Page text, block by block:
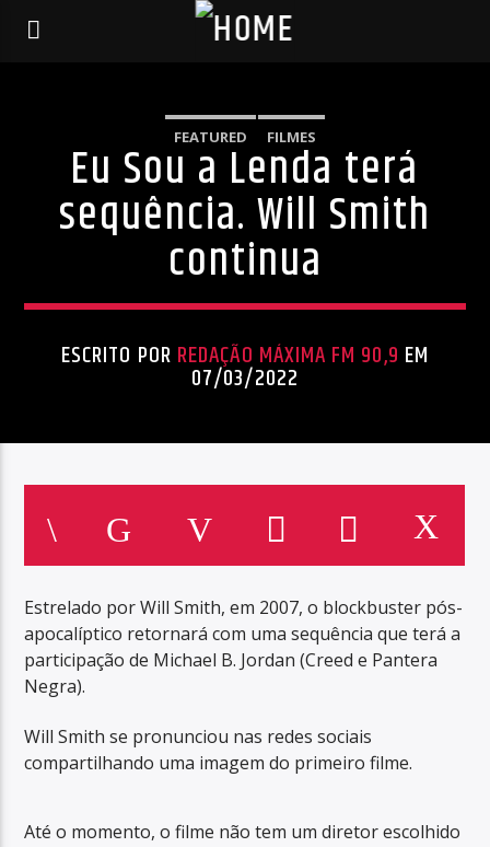
FEATURED FILMES
Eu Sou a Lenda terá
sequência. Will Smith
continua
ESCRITO POR REDAÇÃO MÁXIMA FM 90,9 EM
07/03/2022
Estrelado por Will Smith, em 2007, o blockbuster pós-
apocalíptico retornará com uma sequência que terá a
participação de Michael B. Jordan (Creed e Pantera
Negra).
Will Smith se pronunciou nas redes sociais
compartilhando uma imagem do primeiro filme.
Até o momento, o filme não tem um diretor escolhido